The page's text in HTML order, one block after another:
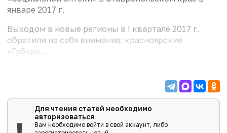
январе 2017 г.
Выходом в новые регионы в I квартале 2017 г.
обратили на себя внимание: красноярские
«Губерн...
Для чтения статей необходимо
авторизоваться
Вам необходимо войти в свой аккаунт, либо